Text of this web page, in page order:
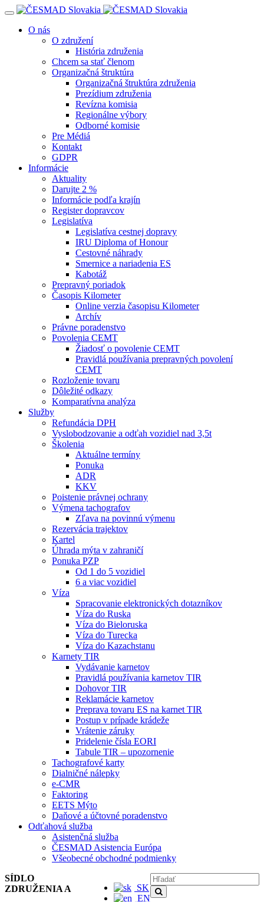
Navigácia
O nás
O združení
História združenia
Chcem sa stať členom
Organizačná štruktúra
Organizačná štruktúra združenia
Prezídium združenia
Revízna komisia
Regionálne výbory
Odborné komisie
Pre Médiá
Kontakt
GDPR
Informácie
Aktuality
Darujte 2 %
Informácie podľa krajín
Register dopravcov
Legislatíva
Legislatíva cestnej dopravy
IRU Diploma of Honour
Cestovné náhrady
Smernice a nariadenia ES
Kabotáž
Prepravný poriadok
Časopis Kilometer
Online verzia časopisu Kilometer
Archív
Právne poradenstvo
Povolenia CEMT
Žiadosť o povolenie CEMT
Pravidlá používania prepravných povolení
CEMT
Rozloženie tovaru
Dôležité odkazy
Komparatívna analýza
Služby
Refundácia DPH
Vyslobodzovanie a odťah vozidiel nad 3,5t
Školenia
Aktuálne termíny
Ponuka
ADR
KKV
Poistenie právnej ochrany
Výmena tachografov
Zľava na povinnú výmenu
Rezervácia trajektov
Kartel
Úhrada mýta v zahraničí
Ponuka PZP
Od 1 do 5 vozidiel
6 a viac vozidiel
Víza
Spracovanie elektronických dotazníkov
Víza do Ruska
Víza do Bieloruska
Víza do Turecka
Víza do Kazachstanu
Karnety TIR
Vydávanie karnetov
Pravidlá používania karnetov TIR
Dohovor TIR
Reklamácie karnetov
Preprava tovaru ES na karnet TIR
Postup v prípade krádeže
Vrátenie záruky
Pridelenie čísla EORI
Tabule TIR – upozornenie
Tachografové karty
Dialničné nálepky
e-CMR
Faktoring
EETS Mýto
Daňové a účtovné poradenstvo
Odťahová služba
Asistenčná služba
ČESMAD Asistencia Európa
Všeobecné obchodné podmienky
SK
EN
SÍDLO
ZDRUŽENIA A